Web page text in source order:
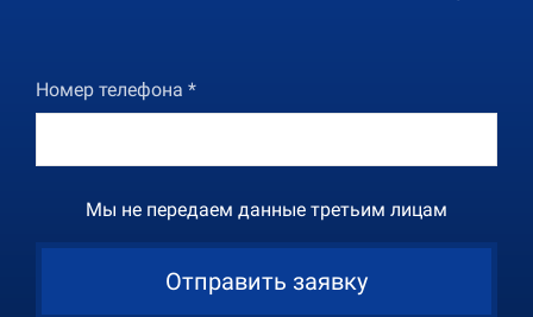
Номер телефона *
Мы не передаем данные третьим лицам
Отправить заявку